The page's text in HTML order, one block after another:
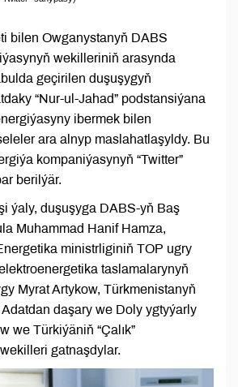
bilen Owganystanyň DABS
wekilleriniň arasynda
geçirilen duşuşygyň
“Nur-ul-Jahad” podstansiýana
ibermek bilen
ara alnyp maslahatlaşyldy. Bu
kompaniýasynyň “Twitter”
berilýär.
ýaly, duşuşyga DABS-yň Baş
Muhammad Hanif Hamza,
ministrliginiň TOP ugry
taslamalarynyň
Myrat Artykow, Türkmenistanyň
daşary we Doly ygtyýarly
we Türkiýäniň “Çalık”
gatnaşdylar.